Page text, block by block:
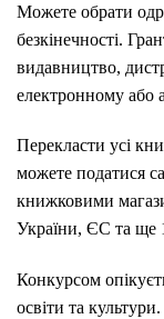
Можете обрати
безкінечності.
видавництво,
електронному або
Перекласти усі
можете податися
книжковими
України, ЄС та ще
Конкурсом
освіти та